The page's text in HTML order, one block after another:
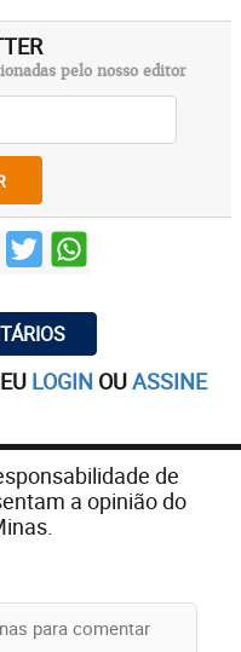
pelo nosso editor
LOGIN OUASSINE
de
a opinião do